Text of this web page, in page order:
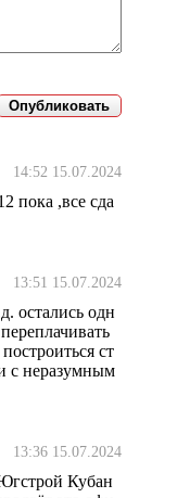
14:52 15.07.2024
пока ,все сда
13:51 15.07.2024
остались одн
ст
с неразумным
13:36 15.07.2024
Кубан